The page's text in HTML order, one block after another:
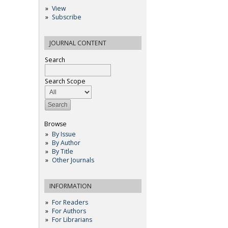
View
Subscribe
JOURNAL CONTENT
Search
Search Scope
Browse
By Issue
By Author
By Title
Other Journals
INFORMATION
For Readers
For Authors
For Librarians